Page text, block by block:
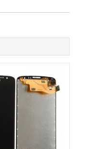
Samsung
högtalare,
fri frakt över